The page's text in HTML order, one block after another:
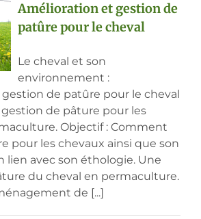
Amélioration et gestion de
patûre pour le cheval
Le cheval et son
environnement :
de patûre pour le cheval
de pâture pour les
Objectif : Comment
pour les chevaux ainsi que son
lien avec son éthologie. Une
du cheval en permaculture.
de [...]